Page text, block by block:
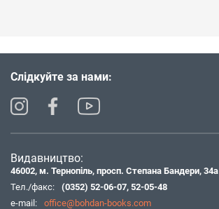
Слідкуйте за нами:
Видавництво:
46002, м. Тернопіль, просп. Степана Бандери, 34а
Тел./факс:
(0352) 52-06-07, 52-05-48
e-mail:
office@bohdan-books.com